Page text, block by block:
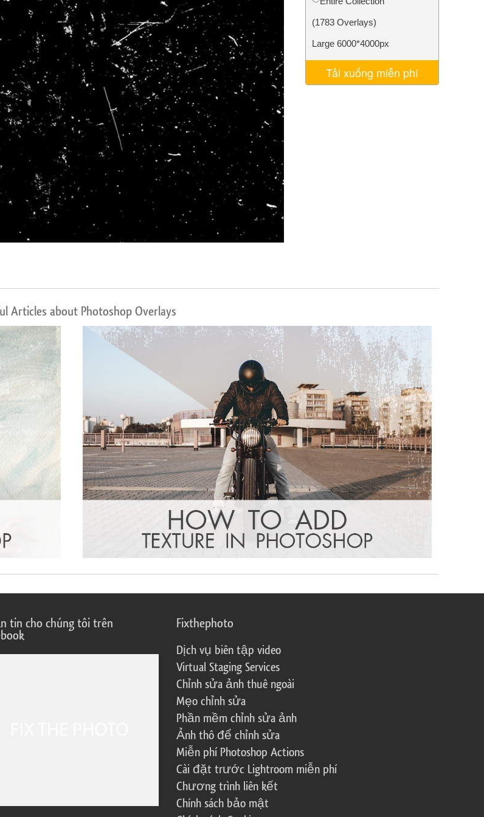
Dịch vụ sửa lại đồ trang sức Dữ liệu Đào tạo AI
(1783 Overlays)
Large 6000*4000px
Tải xuống miễn phí
Articles about Photoshop Overlays
tin cho chúng tôi trên
Fixthephoto
Dịch vụ biên tập video
Virtual Staging Services
Chỉnh sửa ảnh thuê ngoài
Mẹo chỉnh sửa
Phần mềm chỉnh sửa ảnh
Ảnh thô để chỉnh sửa
Miễn phí Photoshop Actions
Cài đặt trước Lightroom miễn phí
Chương trình liên kết
Chính sách bảo mật